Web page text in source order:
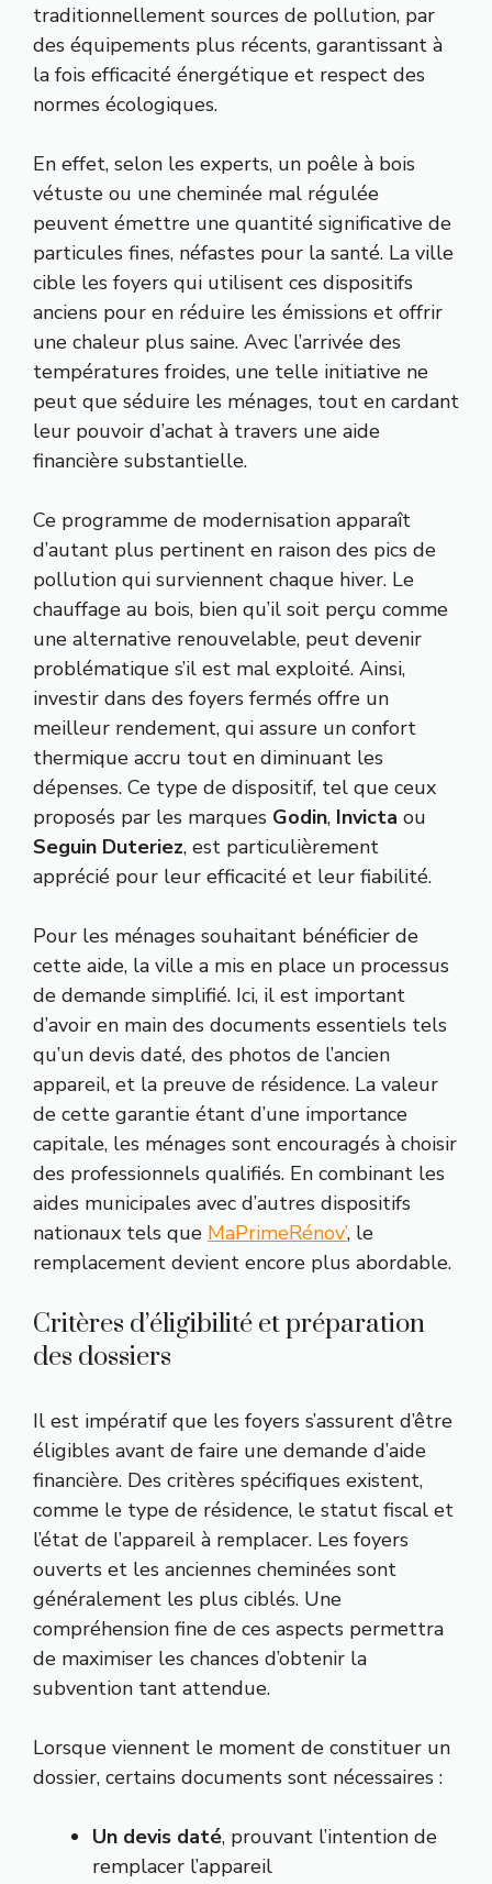
traditionnellement sources de pollution, par
des équipements plus récents, garantissant à
la fois efficacité énergétique et respect des
normes écologiques.
En effet, selon les experts, un poêle à bois
vétuste ou une cheminée mal régulée
peuvent émettre une quantité significative de
particules fines, néfastes pour la santé. La ville
cible les foyers qui utilisent ces dispositifs
anciens pour en réduire les émissions et offrir
une chaleur plus saine. Avec l’arrivée des
températures froides, une telle initiative ne
peut que séduire les ménages, tout en cardant
leur pouvoir d’achat à travers une aide
financière substantielle.
Ce programme de modernisation apparaît
d’autant plus pertinent en raison des pics de
pollution qui surviennent chaque hiver. Le
chauffage au bois, bien qu’il soit perçu comme
une alternative renouvelable, peut devenir
problématique s’il est mal exploité. Ainsi,
investir dans des foyers fermés offre un
meilleur rendement, qui assure un confort
thermique accru tout en diminuant les
dépenses. Ce type de dispositif, tel que ceux
proposés par les marques Godin, Invicta ou
Seguin Duteriez, est particulièrement
apprécié pour leur efficacité et leur fiabilité.
Pour les ménages souhaitant bénéficier de
cette aide, la ville a mis en place un processus
de demande simplifié. Ici, il est important
d’avoir en main des documents essentiels tels
qu’un devis daté, des photos de l’ancien
appareil, et la preuve de résidence. La valeur
de cette garantie étant d’une importance
capitale, les ménages sont encouragés à choisir
des professionnels qualifiés. En combinant les
aides municipales avec d’autres dispositifs
nationaux tels que MaPrimeRénov’, le
remplacement devient encore plus abordable.
Critères d’éligibilité et préparation
des dossiers
Il est impératif que les foyers s’assurent d’être
éligibles avant de faire une demande d’aide
financière. Des critères spécifiques existent,
comme le type de résidence, le statut fiscal et
l’état de l’appareil à remplacer. Les foyers
ouverts et les anciennes cheminées sont
généralement les plus ciblés. Une
compréhension fine de ces aspects permettra
de maximiser les chances d’obtenir la
subvention tant attendue.
Lorsque viennent le moment de constituer un
dossier, certains documents sont nécessaires :
Un devis daté, prouvant l’intention de
remplacer l’appareil